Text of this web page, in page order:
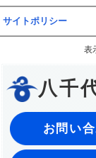
サイトポリシー
表
八千
お問い